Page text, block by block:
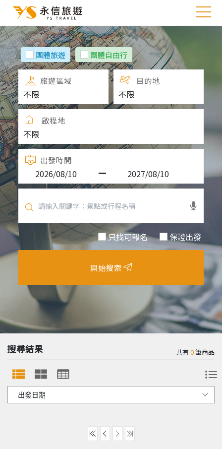
團體旅遊 團體自由行
旅遊區域 目的地
啟程地
出發時間
只找可報名 保證出發
開始搜索
搜尋結果 共有0筆商品